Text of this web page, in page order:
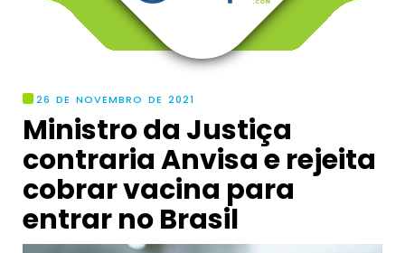
o
n
26 DE NOVEMBRO DE 2021
Ministro da Justiça
contraria Anvisa e rejeita
cobrar vacina para
entrar no Brasil